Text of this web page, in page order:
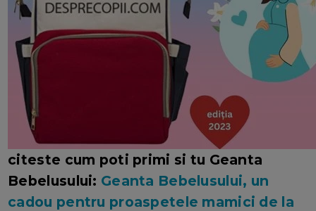
citeste cum poti primi si tu Geanta
Bebelusului: Geanta Bebelusului, un
cadou pentru proaspetele mamici de la